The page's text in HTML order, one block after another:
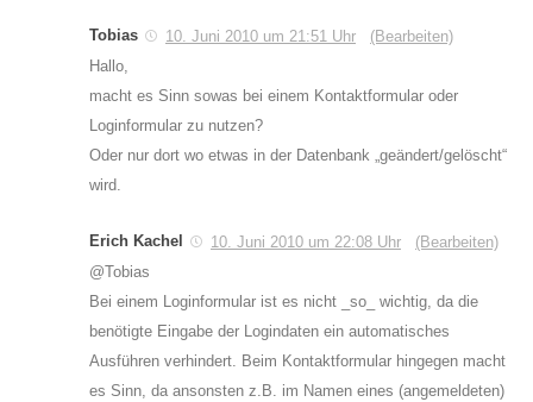
Tobias 10. Juni 2010 um 21:51 Uhr
(Bearbeiten)
Hallo,
macht es Sinn sowas bei einem Kontaktformular oder
Loginformular zu nutzen?
Oder nur dort wo etwas in der Datenbank „geändert/gelöscht“
wird.
Erich Kachel 10. Juni 2010 um 22:08 Uhr
(Bearbeiten)
@Tobias
Bei einem Loginformular ist es nicht _so_ wichtig, da die
benötigte Eingabe der Logindaten ein automatisches
Ausführen verhindert. Beim Kontaktformular hingegen macht
es Sinn, da ansonsten z.B. im Namen eines (angemeldeten)